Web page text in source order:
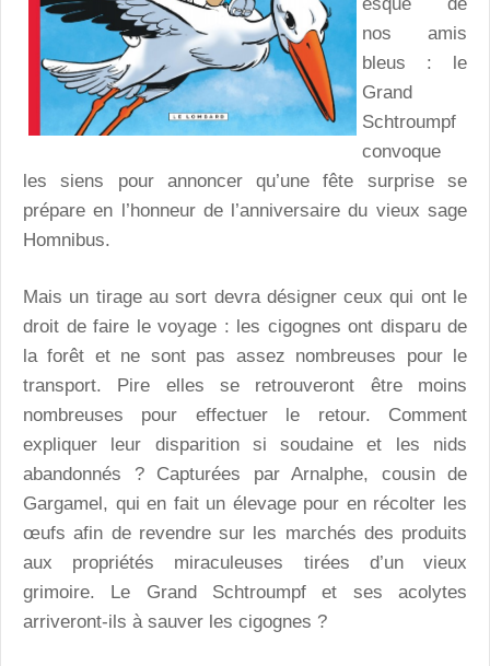
nos amis
bleus : le
Grand
Schtroumpf
convoque
les siens pour annoncer qu’une fête surprise se
prépare en l’honneur de l’anniversaire du vieux sage
Homnibus.
Mais un tirage au sort devra désigner ceux qui ont le
droit de faire le voyage : les cigognes ont disparu de
la forêt et ne sont pas assez nombreuses pour le
transport. Pire elles se retrouveront être moins
nombreuses pour effectuer le retour. Comment
expliquer leur disparition si soudaine et les nids
abandonnés ? Capturées par Arnalphe, cousin de
Gargamel, qui en fait un élevage pour en récolter les
œufs afin de revendre sur les marchés des produits
aux propriétés miraculeuses tirées d’un vieux
grimoire. Le Grand Schtroumpf et ses acolytes
arriveront-ils à sauver les cigognes ?